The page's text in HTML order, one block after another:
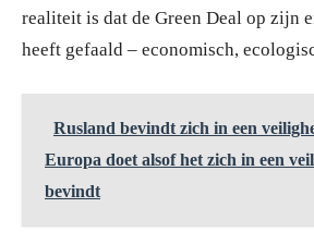
realiteit is dat de Green Deal op zijn
heeft gefaald – economisch,
Rusland bevindt zich in een
Europa doet alsof het zich in een
bevindt